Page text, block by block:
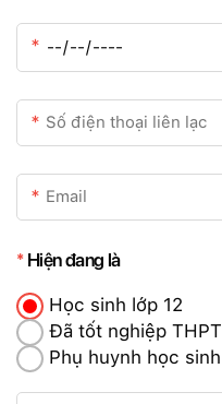
Hiện đang là
Học sinh lớp 12
Đã tốt nghiệp THPT
Phụ huynh học sinh